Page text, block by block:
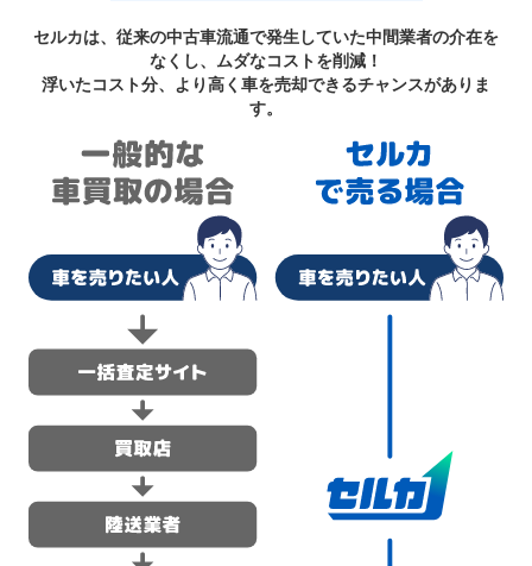
セルカは、従来の中古車流通で発生していた中間業者の介在を
なくし、ムダなコストを削減！
浮いたコスト分、より高く車を売却できるチャンスがありま
す。